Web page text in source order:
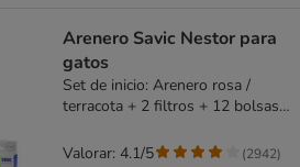
Arenero Savic Nestor para
gatos
Set de inicio: Arenero rosa /
terracota + 2 filtros + 12 bolsas
Valorar: 4.1/5 (2942)